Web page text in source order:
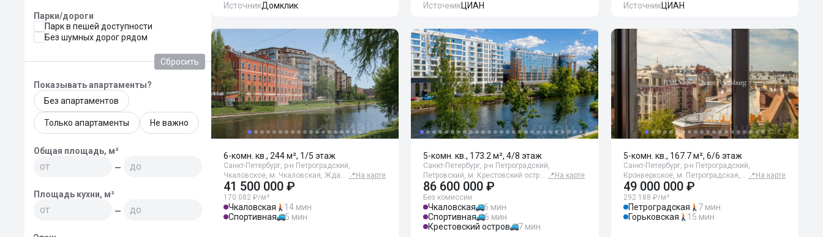
Парки/дороги
Парк в пешей доступности
Без шумных дорог рядом
Сбросить
Показывать апартаменты?
Без апартаментов
Только апартаменты Не важно
Общая площадь, м²
—
Площадь кухни, м²
—
ИсточникДомклик ИсточникЦИАН ИсточникЦИАН
6-комн. кв., 244 м², 1/5 этаж
Санкт-Петербург, р-н Петроградский,
Чкаловское, м. Чкаловская, Жда… 📍 На карте
41 500 000 ₽
170 082 ₽/м²
Чкаловская
14 мин
Спортивная
5 мин
5-комн. кв., 173.2 м², 4/8 этаж
Санкт-Петербург, р-н Петроградский,
Петровский, м. Крестовский остр… 📍 На карте
86 600 000 ₽
Без комиссии
Чкаловская
6 мин
Спортивная
6 мин
Крестовский остров
7 мин
5-комн. кв., 167.7 м², 6/6 этаж
Санкт-Петербург, р-н Петроградский,
Кронверкское, м. Петроградская,… 📍 На карте
49 000 000 ₽
292 188 ₽/м²
Петроградская
7 мин
Горьковская
15 мин